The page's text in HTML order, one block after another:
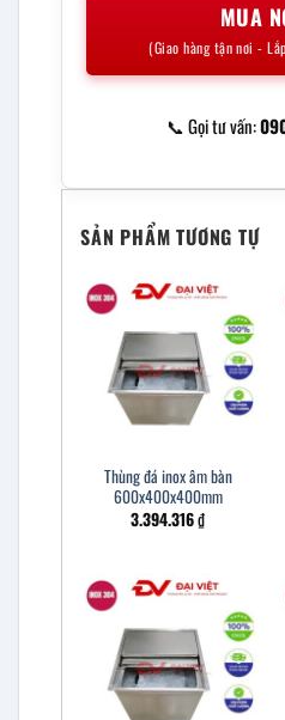
MUA
(Giao hàng tận nơi -
📞 Gọi tư vấn:
SẢN PHẨM TƯƠNG TỰ
Thùng đá inox âm bàn
600x400x400mm
3.394.316₫